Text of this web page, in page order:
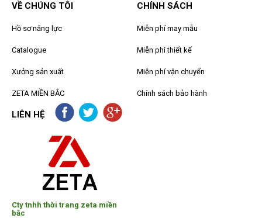
VỀ CHÚNG TÔI
Hồ sơ năng lực
Catalogue
Xưởng sản xuất
ZETA MIỀN BẮC
CHÍNH SÁCH
Miễn phí may mẫu
Miễn phí thiết kế
Miễn phí vận chuyển
Chính sách bảo hành
LIÊN HỆ
Cty tnhh thời trang zeta miền
bắc